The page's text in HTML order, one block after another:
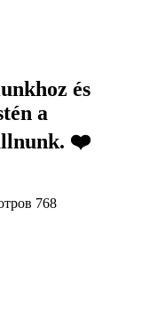
és
a
❤️
768